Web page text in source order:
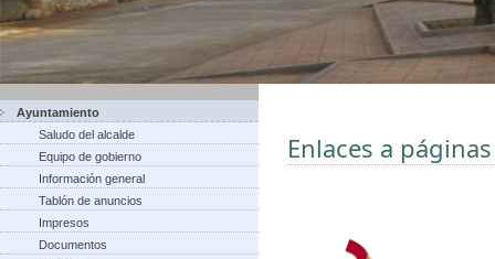
Ayuntamiento
Saludo del alcalde
Equipo de gobierno
Información general
Tablón de anuncios
Impresos
Documentos
Enlaces a